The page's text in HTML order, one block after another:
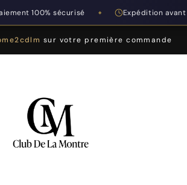
100% sécurisé ◆ Expédition avant
sur votre première commande